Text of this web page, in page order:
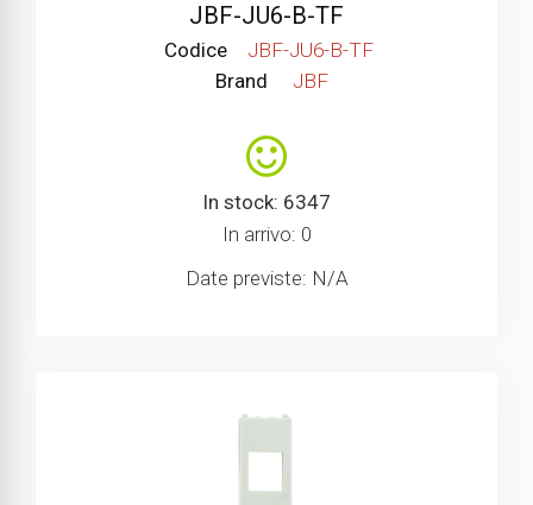
JBF-JU6-B-TF
Codice
JBF-JU6-B-TF
Brand
JBF
In stock: 6347
In arrivo: 0
Date previste: N/A